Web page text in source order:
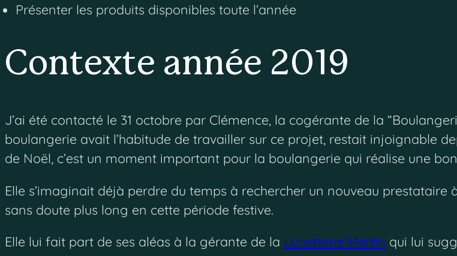
Présenter les produits disponibles toute l’année
Contexte année 2019
J’ai été contacté le 31 octobre par Clémence, la cogérante de la
boulangerie avait l’habitude de travailler sur ce projet, restait injoignable
de Noël, c’est un moment important pour la boulangerie qui réalise une
Elle s’imaginait déjà perdre du temps à rechercher un nouveau
sans doute plus long en cette période festive.
Elle lui fait part de ses aléas à la gérante de la Lunetterie Martin qui lui